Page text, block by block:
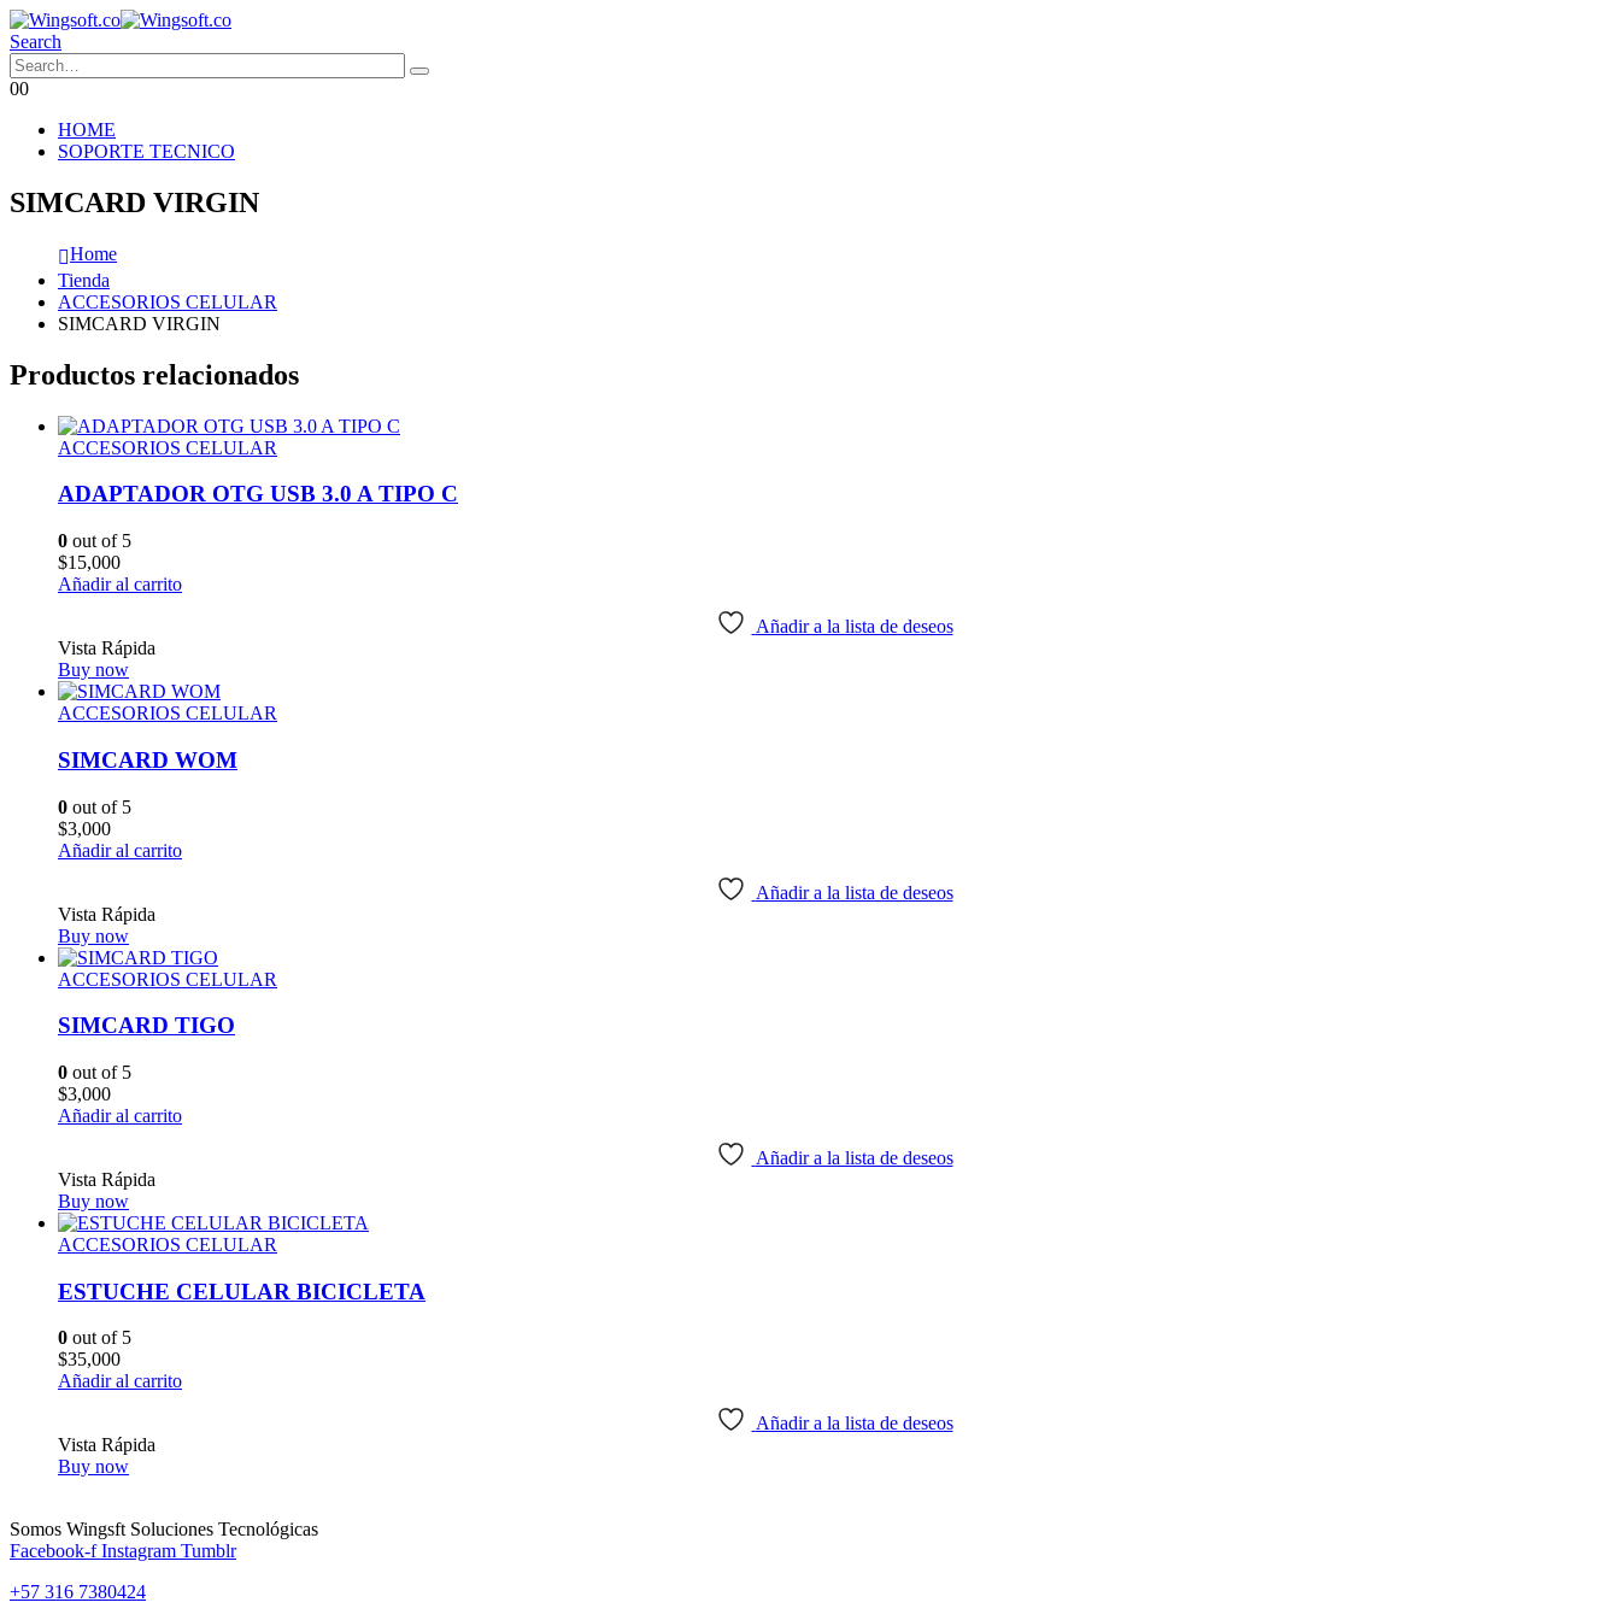
Search
00
HOME
SOPORTE TECNICO
SIMCARD VIRGIN
Home
Tienda
ACCESORIOS CELULAR
SIMCARD VIRGIN
Productos relacionados
ACCESORIOS CELULAR
ADAPTADOR OTG USB 3.0 A TIPO C
0 out of 5
$15,000
Añadir al carrito
Añadir a la lista de deseos
Vista Rápida
Buy now
ACCESORIOS CELULAR
SIMCARD WOM
0 out of 5
$3,000
Añadir al carrito
Añadir a la lista de deseos
Vista Rápida
Buy now
ACCESORIOS CELULAR
SIMCARD TIGO
0 out of 5
$3,000
Añadir al carrito
Añadir a la lista de deseos
Vista Rápida
Buy now
ACCESORIOS CELULAR
ESTUCHE CELULAR BICICLETA
0 out of 5
$35,000
Añadir al carrito
Añadir a la lista de deseos
Vista Rápida
Buy now
Somos Wingsft Soluciones Tecnológicas
Facebook-f Instagram Tumblr
+57 316 7380424